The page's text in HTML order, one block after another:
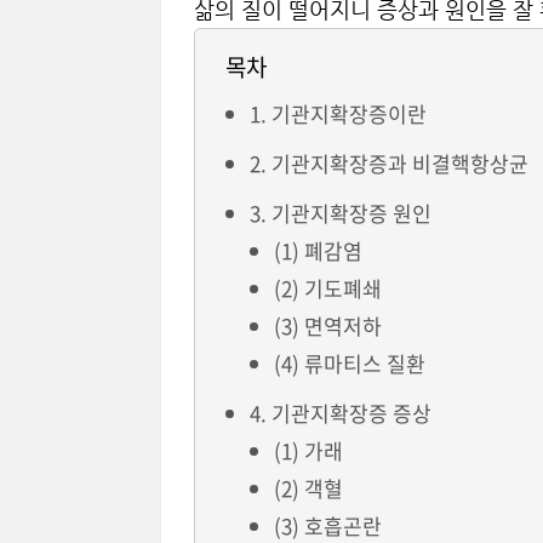
삶의 질이 떨어지니 증상과 원인을 잘
목차
1. 기관지확장증이란
2. 기관지확장증과 비결핵항상균
3. 기관지확장증 원인
(1) 폐감염
(2) 기도폐쇄
(3) 면역저하
(4) 류마티스 질환
4. 기관지확장증 증상
(1) 가래
(2) 객혈
(3) 호흡곤란